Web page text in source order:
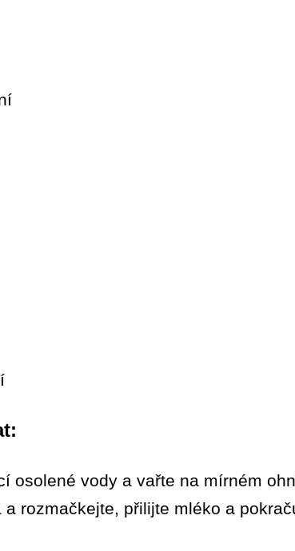
osolené vody a vařte na mírném
rozmačkejte, přilijte mléko a